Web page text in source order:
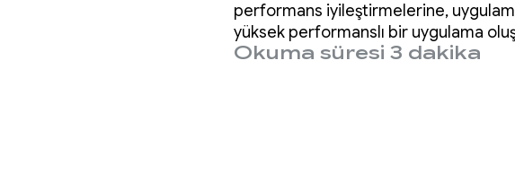
performans iyileştirmelerine,
yüksek performanslı bir uygulama
araçları ele aldık.
Okuma süresi 3 dakika